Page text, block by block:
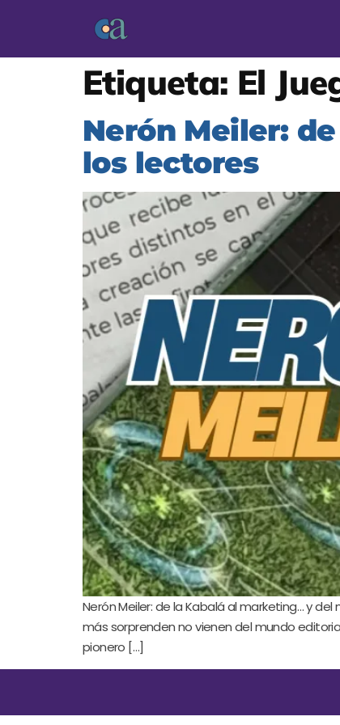
Etiqueta: El
Nerón Meiler:
los lectores
Nerón Meiler: de la Kabalá al marketing… y
más sorprenden no vienen del mundo
pionero […]